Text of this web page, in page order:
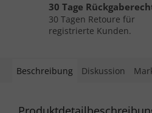
30 Tage
30 Tagen Retoure für
registrierte Kunden.
Beschreibung Diskussion